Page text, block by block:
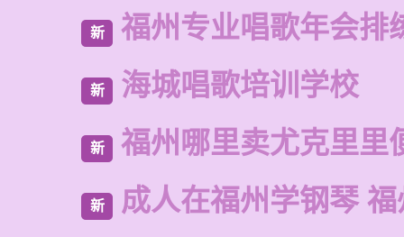
新 福州专业唱歌年会排
新 海城唱歌培训学校
新 福州哪里卖尤克里里
新 成人在福州学钢琴